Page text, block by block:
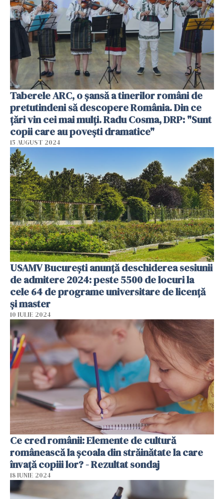
Taberele ARC, o șansă a tinerilor români de
pretutindeni să descopere România. Din ce
țări vin cei mai mulți. Radu Cosma, DRP: "Sunt
copii care au povești dramatice"
15 AUGUST 2024
USAMV București anunță deschiderea sesiunii
de admitere 2024: peste 5500 de locuri la
cele 64 de programe universitare de licență
și master
10 IULIE 2024
Ce cred românii: Elemente de cultură
românească la școala din străinătate la care
învață copiii lor? - Rezultat sondaj
18 IUNIE 2024